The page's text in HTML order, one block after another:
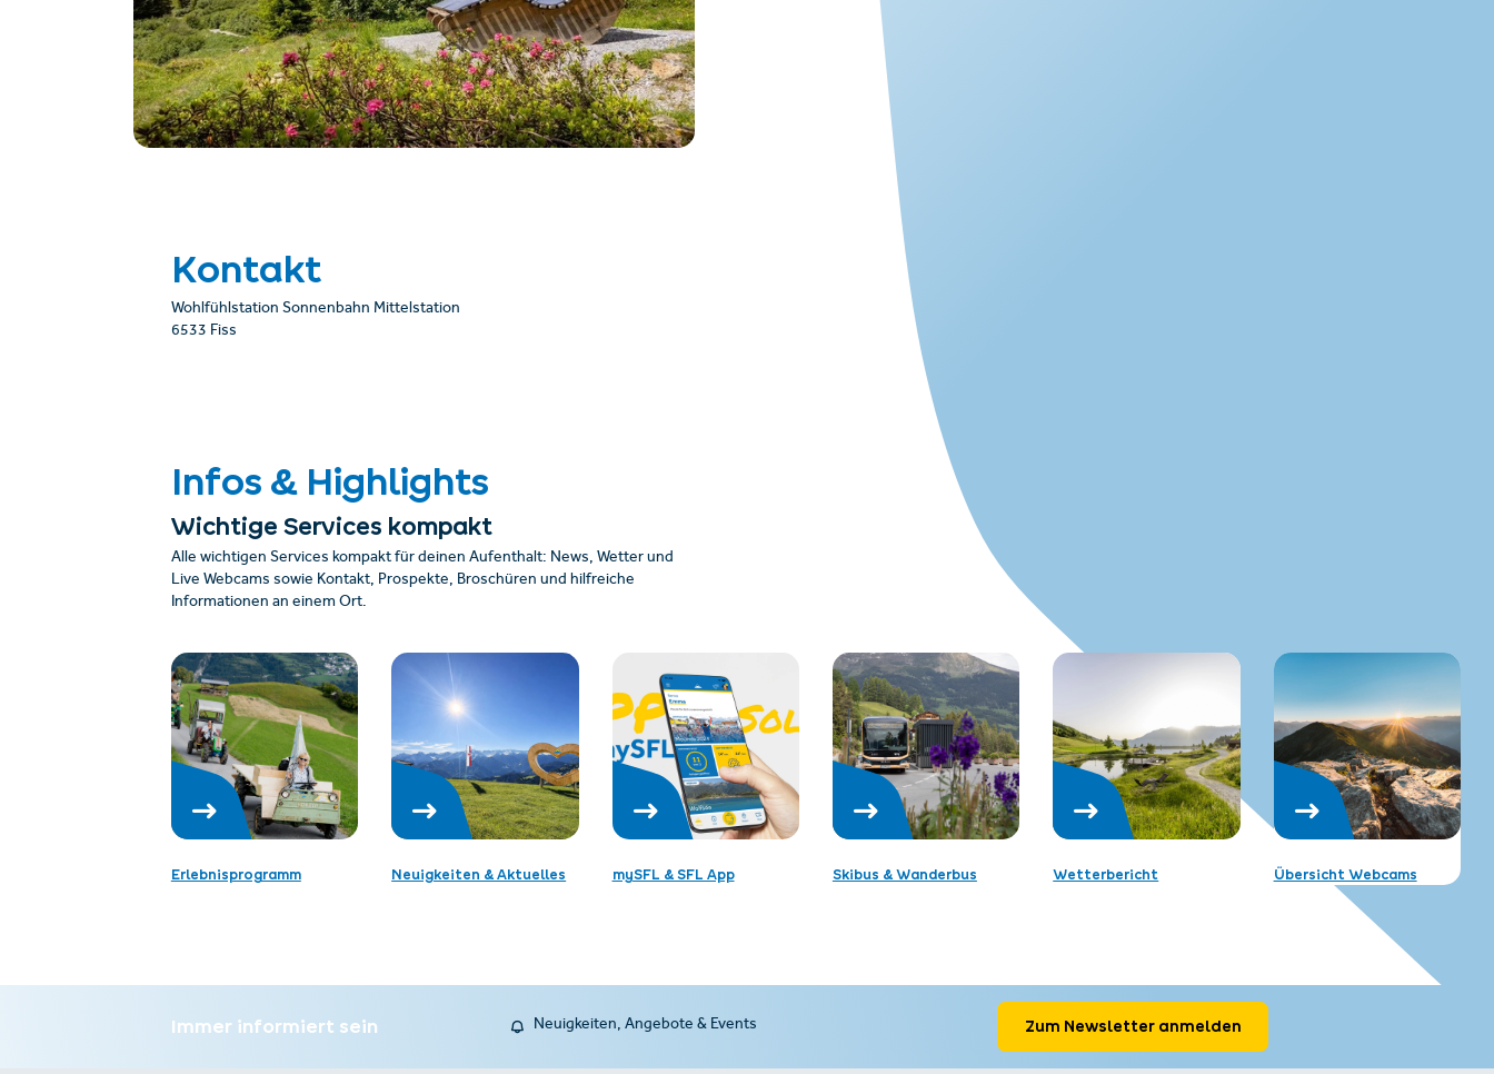
Kontakt
Wohlfühlstation Sonnenbahn Mittelstation
6533 Fiss
Infos & Highlights
Wichtige Services kompakt
Alle wichtigen Services kompakt für deinen Aufenthalt: News, Wetter und
Live Webcams sowie Kontakt, Prospekte, Broschüren und hilfreiche
Informationen an einem Ort.
Erlebnisprogramm Neuigkeiten & Aktuelles mySFL & SFL App Skibus & Wanderbus Wetterbericht Übersicht Webcams
Immer informiert sein Neuigkeiten, Angebote & Events Zum Newsletter anmelden